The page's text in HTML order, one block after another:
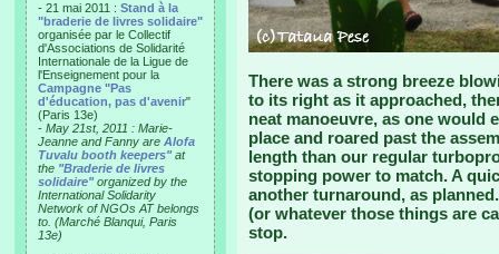
- 21 mai 2011 : Stand à la
"braderie de livres solidaire"
organisée par le Collectif
d'Associations de Solidarité
Internationale de la Ligue de
l'Enseignement pour la
Campagne "Pas
d'éducation, pas d'avenir"
(Paris 13e)
- May 21st, 2011 : Marie-
Jeanne and Fanny are Alofa
Tuvalu booth keepers"at
the "Braderie de livres
solidaire"organized by the
International Solidarity
Network of NGOs AT belongs
to. (Marché Blanqui, Paris
13e)
There was a strong breeze
to its right as it approached,
neat manoeuvre, as one would
place and roared past the
length than our regular
stopping power to match. A
another turnaround, as
(or whatever those things are
stop.